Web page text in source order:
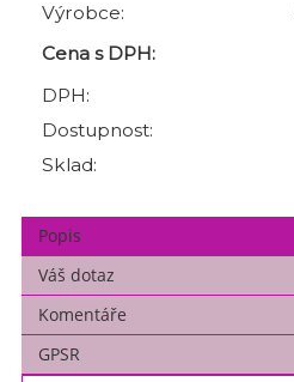
Výrobce:
Cena s DPH:
DPH:
Dostupnost:
Sklad:
Popis
Váš dotaz
Komentáře
GPSR